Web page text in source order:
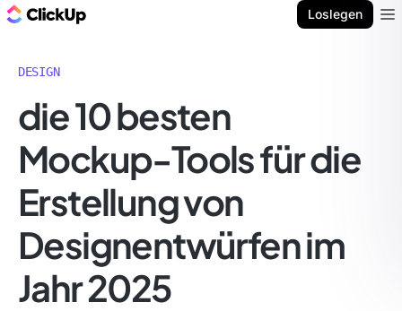
Loslegen
DESIGN
die 10 besten
Mockup-Tools für die
Erstellung von
Designentwürfen im
Jahr 2025